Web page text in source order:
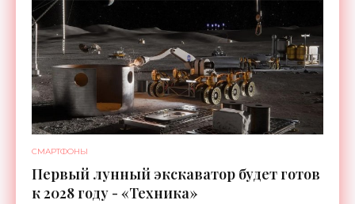
СМАРТФОНЫ
Первый лунный экскаватор будет готов
к 2028 году - «Техника»